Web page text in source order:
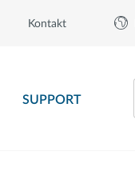
Kontakt
SUPPORT